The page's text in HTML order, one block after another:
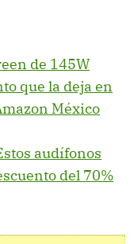
de 145W
que la deja en
México
audífonos
del 70%